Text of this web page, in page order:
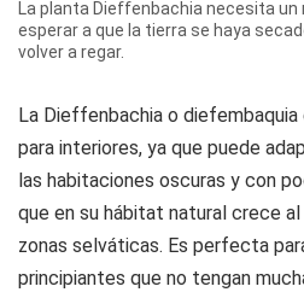
La planta Dieffenbachia necesita un
esperar a que la tierra se haya
volver a regar.
La Dieffenbachia o
para interiores, ya que puede
las habitaciones oscuras y con
que en su hábitat natural crece
zonas selváticas. Es perfecta
principiantes que no tengan